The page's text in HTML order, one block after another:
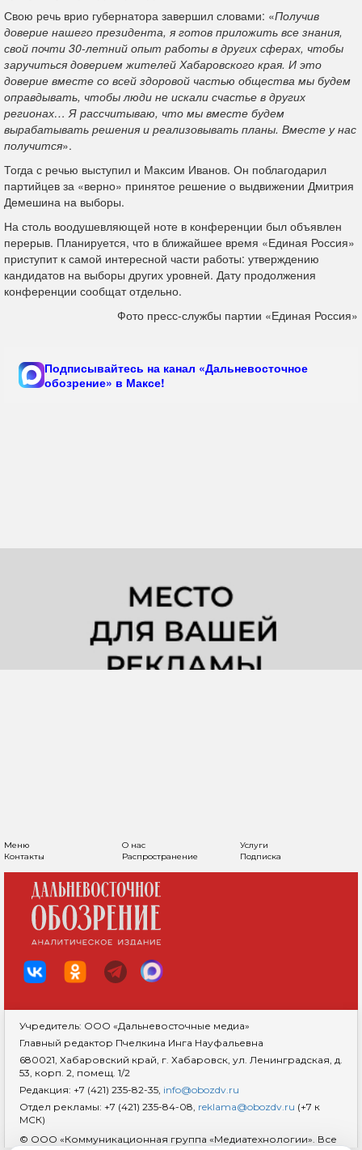
Свою речь врио губернатора завершил словами: «Получив
доверие нашего президента, я готов приложить все знания,
свой почти 30-летний опыт работы в других сферах, чтобы
заручиться доверием жителей Хабаровского края. И это
доверие вместе со всей здоровой частью общества мы будем
оправдывать, чтобы люди не искали счастье в других
регионах… Я рассчитываю, что мы вместе будем
вырабатывать решения и реализовывать планы. Вместе у нас
получится».
Тогда с речью выступил и Максим Иванов. Он поблагодарил
партийцев за «верно» принятое решение о выдвижении Дмитрия
Демешина на выборы.
На столь воодушевляющей ноте в конференции был объявлен
перерыв. Планируется, что в ближайшее время «Единая Россия»
приступит к самой интересной части работы: утверждению
кандидатов на выборы других уровней. Дату продолжения
конференции сообщат отдельно.
Фото пресс-службы партии «Единая Россия»
Подписывайтесь на канал «Дальневосточное
обозрение» в Максе!
ЗУБАМИ И ВОЛШЕБНЫЕ
БЛИЗНЕЦЫ: «АФРИКА» В
ХАБАРОВСКЕ
14 июня 2024, 17:46
Общество
Африка — какая она на самом деле? С культурой этого далекого
континента дальневосточники сталкиваются не часто. А ведь
специфика сотен народов, проживающих на родине всего
человечества, многогранна: предметы быта и ритуальный
реквизит значительно отличаются от привычных нам как отделкой
и стилистикой, так и целями, для которых эти вещи были